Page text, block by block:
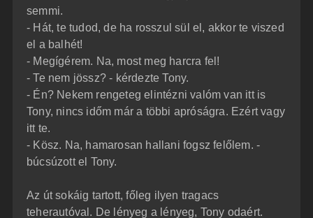
semmi.
- Hát, te tudod, de ha rosszul sül el, akkor te viszed
el a balhét!
- Megígérem. Na, most meg harcra fel!
- Te nem jössz? - kérdezte Tony.
- Én? Nekem rengeteg elintézni valóm van itt is
Tony, nincs időm már a többi apróságra. Ezért vagy
itt te.
- Kösz. Na, hamarosan hallani fogsz felőlem. -
búcsúzott el Tony.
Az út sokáig tartott, főleg ilyen tragacs
teherautóval. De lényeg a lényeg, Tony odaért.